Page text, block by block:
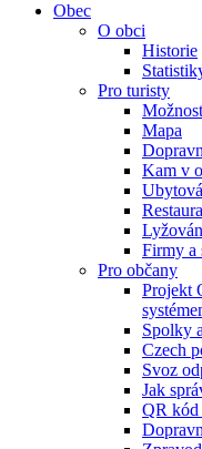
Obec
O obci
Historie
Pro turisty
Mapa
Kam v
Firmy a
Pro občany
Projekt
Spolky
Czech
Svoz
Jak
QR kód